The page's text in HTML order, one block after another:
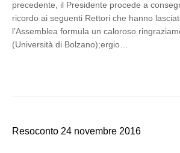
precedente, il Presidente procede a
ricordo ai seguenti Rettori che hanno
l’Assemblea formula un caloroso
(Università di Bolzano);ergio…
Resoconto 24 novembre 2016